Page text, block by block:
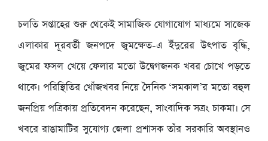
চলতি সপ্তাহের শুরু থেকেই সামাজিক যোগাযোগ মাধ্যমে সাজেক
এলাকার দূরবর্তী জনপদে জুমক্ষেত-এ ইঁদুরের উৎপাত বৃদ্ধি,
জুমের ফসল খেয়ে ফেলার মতো উদ্বেগজনক খবর চোখে পড়তে
থাকে। পরিস্থিতির খোঁজখবর নিয়ে দৈনিক ‘সমকাল’র মতো বহুল
জনপ্রিয় পত্রিকায় প্রতিবেদন করেছেন, সাংবাদিক সত্রং চাকমা। সে
খবরে রাঙামাটির সুযোগ্য জেলা প্রশাসক তাঁর সরকারি অবস্থানও